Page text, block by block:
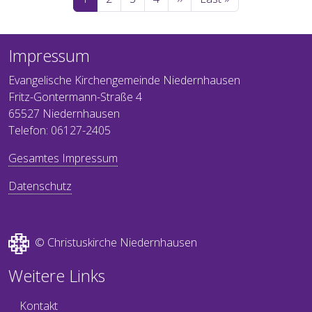
Impressum
Evangelische Kirchengemeinde Niedernhausen
Fritz-Gontermann-Straße 4
65527 Niedernhausen
Telefon: 06127-2405
Gesamtes Impressum
Datenschutz
© Christuskirche Niedernhausen
Weitere Links
Kontakt